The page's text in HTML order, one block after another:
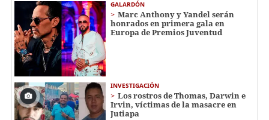
GALARDÓN
Marc Anthony y Yandel serán
honrados en primera gala en
Europa de Premios Juventud
INVESTIGACIÓN
Los rostros de Thomas, Darwin e
Irvin, víctimas de la masacre en
Jutiapa